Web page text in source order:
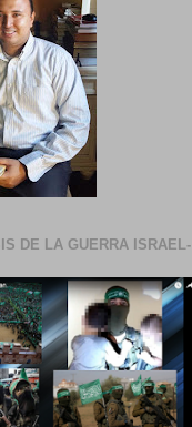
DE LA GUERRA ISRAEL-